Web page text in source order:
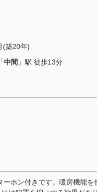
(築20年)
「中間 」駅 徒歩13分
ホン付きです。暖房機能を